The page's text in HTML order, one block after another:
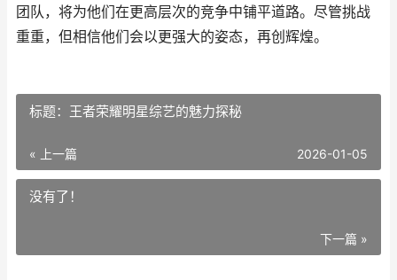
团队，将为他们在更高层次的竞争中铺平道路。尽管挑战
重重，但相信他们会以更强大的姿态，再创辉煌。
标题：王者荣耀明星综艺的魅力探秘
« 上一篇 2026-01-05
没有了！
下一篇 »